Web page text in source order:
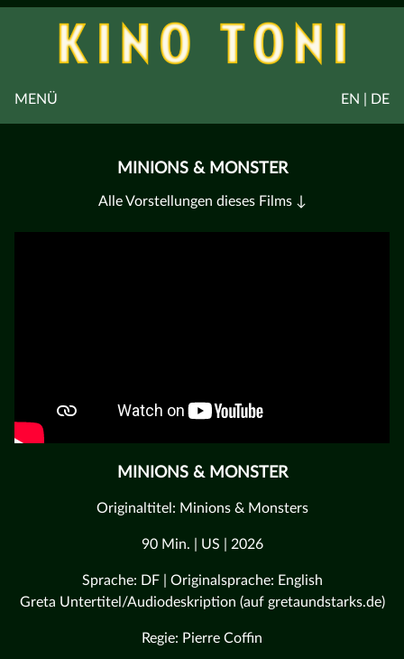
EN | DE
MENÜ
MINIONS & MONSTER
Alle Vorstellungen dieses Films ↓
MINIONS & MONSTER
Originaltitel: Minions & Monsters
90 Min. | US | 2026
Sprache: DF | Originalsprache: English
Greta Untertitel/Audiodeskription (auf gretaundstarks.de)
Regie: Pierre Coffin